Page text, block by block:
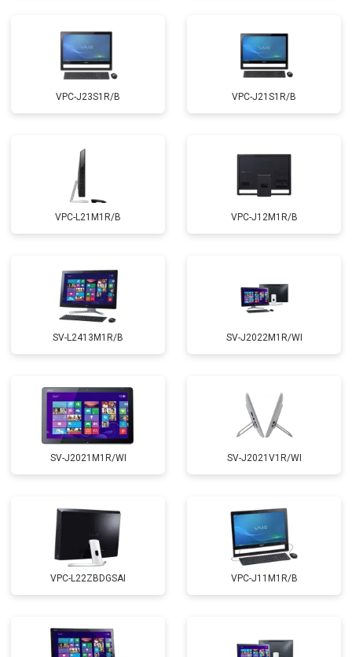
VPC-J23S1R/B VPC-J21S1R/B
VPC-L21M1R/B VPC-J12M1R/B
SV-L2413M1R/B SV-J2022M1R/WI
SV-J2021M1R/WI SV-J2021V1R/WI
VPC-L22ZBDGSAI VPC-J11M1R/B